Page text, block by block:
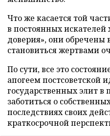
Что же касается той
в постоянных искателей
доверия», они обречены
становиться жертвами
По сути, все это
апогеем постсоветской
государственных элит в
заботиться о
последствиях своих
краткосрочной